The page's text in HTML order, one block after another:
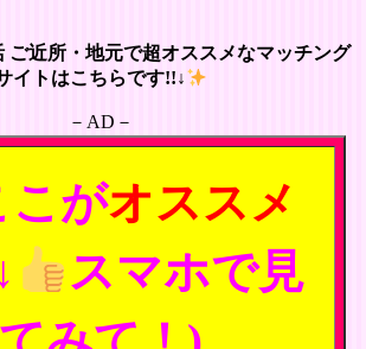
ご近所・地元で超オススメなマッチング
イトはこちらです!!↓
－AD－
がオススメ
スマホで見